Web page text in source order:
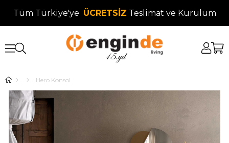
Tüm Türkiye'ye ÜCRETSİZ Teslimat ve Kurulum
Hero Konsol